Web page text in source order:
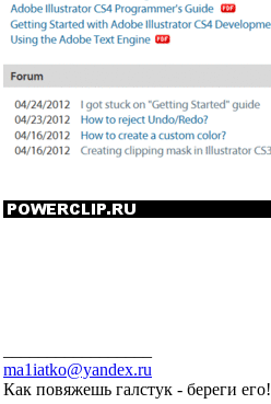
ma1iatko@yandex.ru
Как повяжешь галстук - береги